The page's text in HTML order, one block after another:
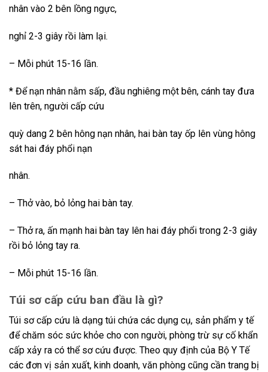
nhân vào 2 bên lồng ngực,
nghỉ 2-3 giây rồi làm lại.
– Mỗi phút 15-16 lần.
* Để nạn nhân nằm sấp, đầu nghiêng một bên, cánh tay đưa
lên trên, người cấp cứu
quỳ dang 2 bên hông nạn nhân, hai bàn tay ốp lên vùng hông
sát hai đáy phổi nạn
nhân.
– Thở vào, bỏ lỏng hai bàn tay.
– Thở ra, ấn mạnh hai bàn tay lên hai đáy phổi trong 2-3 giây
rồi bỏ lỏng tay ra.
– Mỗi phút 15-16 lần.
Túi sơ cấp cứu ban đầu là gì?
Túi sơ cấp cứu là dạng túi chứa các dụng cụ, sản phẩm y tế
để chăm sóc sức khỏe cho con người, phòng trừ sự cố khẩn
cấp xảy ra có thể sơ cứu được. Theo quy định của Bộ Y Tế
các đơn vị sản xuất, kinh doanh, văn phòng cũng cần trang bị